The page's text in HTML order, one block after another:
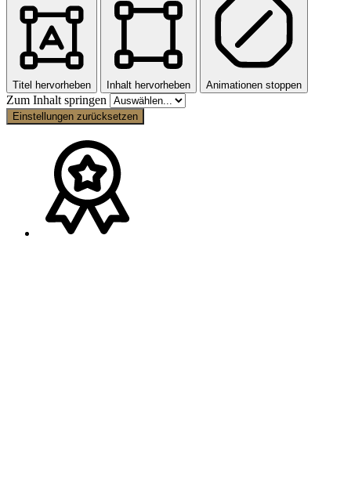
Titel hervorheben Inhalt hervorheben Animationen stoppen
Zum Inhalt springen
Einstellungen zurücksetzen